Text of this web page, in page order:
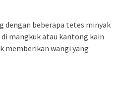
dengan beberapa tetes minyak
mangkuk atau kantong kain
memberikan wangi yang